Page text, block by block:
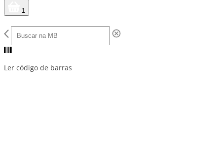
1
Ler código de barras